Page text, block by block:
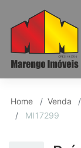
Home Venda
MI17299